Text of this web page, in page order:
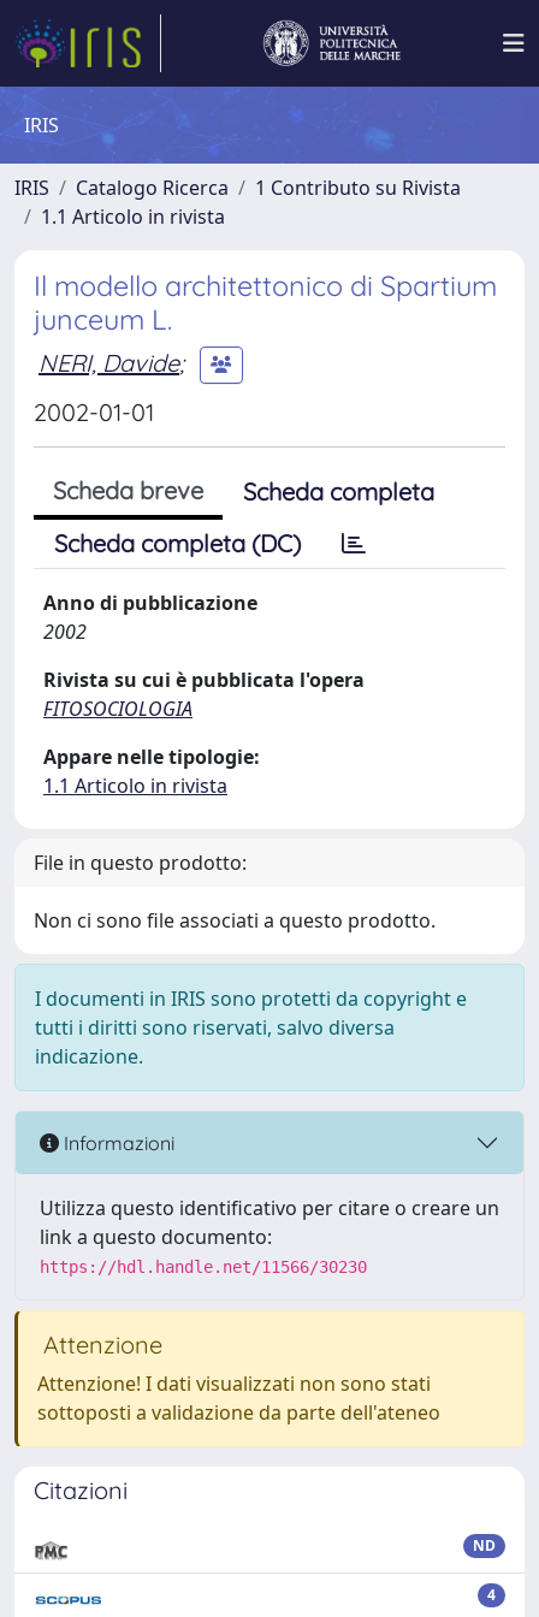
IRIS
IRIS Catalogo Ricerca
1 Contributo su Rivista
1.1 Articolo in rivista
Il modello architettonico di Spartium
junceum L.
NERI, Davide;
2002-01-01
Scheda breve
Scheda completa
Scheda completa (DC)
Anno di pubblicazione
2002
Rivista su cui è pubblicata l'opera
FITOSOCIOLOGIA
Appare nelle tipologie:
1.1 Articolo in rivista
File in questo prodotto:
Non ci sono file associati a questo prodotto.
I documenti in IRIS sono protetti da copyright e
tutti i diritti sono riservati, salvo diversa
indicazione.
Informazioni
Utilizza questo identificativo per citare o creare un
link a questo documento:
https://hdl.handle.net/11566/30230
Attenzione
Attenzione! I dati visualizzati non sono stati
sottoposti a validazione da parte dell'ateneo
Citazioni
ND
4